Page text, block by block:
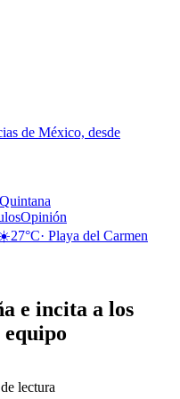
de México, desde
Quintana
Opinión
27°C· Playa del Carmen
e incita a los
lectura